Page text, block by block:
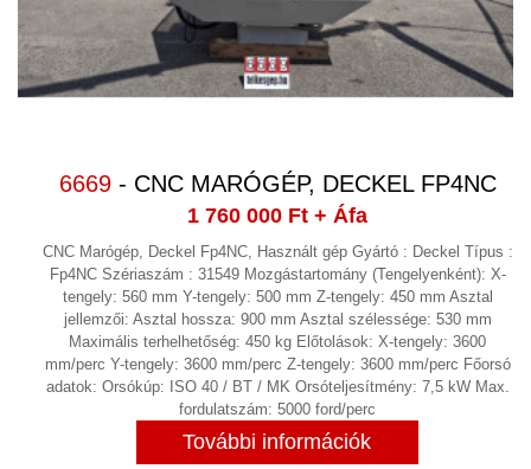
Lemezhengerítő
Lemezlecsévélő, Lemezegyengető (12)
Lemezolló, körolló,profil olló
Marógép, CNC Marógép (3)
Öntödei berendezések
Prések
(15)
Profilhengerítő
Robot (2)
Stancológép (2)
Szemcseszóró berendezés
6669- CNC MARÓGÉP, DECKEL FP4NC
1 760 000 Ft + Áfa
CNC Marógép, Deckel Fp4NC, Használt gép Gyártó : Deckel Típus :
Fp4NC Szériaszám : 31549 Mozgástartomány (Tengelyenként): X-
tengely: 560 mm Y-tengely: 500 mm Z-tengely: 450 mm Asztal
jellemzői: Asztal hossza: 900 mm Asztal szélessége: 530 mm
Maximális terhelhetőség: 450 kg Előtolások: X-tengely: 3600
mm/perc Y-tengely: 3600 mm/perc Z-tengely: 3600 mm/perc Főorsó
adatok: Orsókúp: ISO 40 / BT / MK Orsóteljesítmény: 7,5 kW Max.
fordulatszám: 5000 ford/perc
További információk